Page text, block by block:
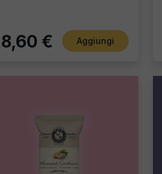
€ Aggiungi